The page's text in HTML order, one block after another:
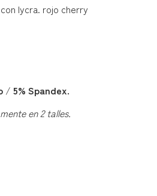
lycra. rojo cherry
/ 5% Spandex.
en 2 talles.